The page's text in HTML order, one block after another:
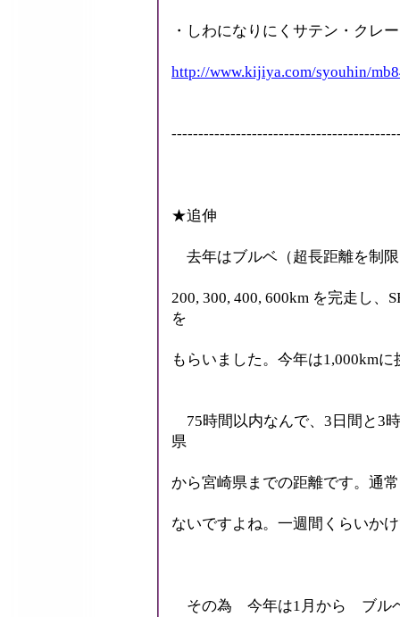
・しわになりにくサテン・ク
http://www.kijiya.com/syouhin/
★追伸
去年はブルベ（超長距離を制
200, 300, 400, 600km を完走し
を
もらいました。今年は1,000km
75時間以内なんで、3日間と3
県
から宮崎県までの距離です。通
ないですよね。一週間くらいか
その為 今年は1月から ブルベ